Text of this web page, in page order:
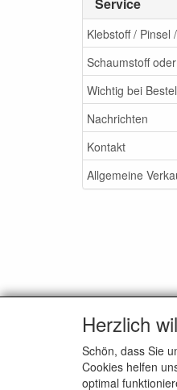
Klebstoff / Pinsel
Schaumstoff
Wichtig bei
Nachrichten
Kontakt
Allgemeine
Herzlich
Schön, dass Sie
Cookies helfen
optimal